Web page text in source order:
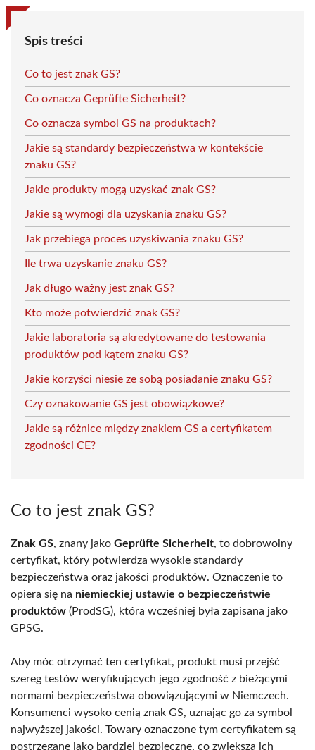
Spis treści
Co to jest znak GS?
Co oznacza Geprüfte Sicherheit?
Co oznacza symbol GS na produktach?
Jakie są standardy bezpieczeństwa w kontekście
znaku GS?
Jakie produkty mogą uzyskać znak GS?
Jakie są wymogi dla uzyskania znaku GS?
Jak przebiega proces uzyskiwania znaku GS?
Ile trwa uzyskanie znaku GS?
Jak długo ważny jest znak GS?
Kto może potwierdzić znak GS?
Jakie laboratoria są akredytowane do testowania
produktów pod kątem znaku GS?
Jakie korzyści niesie ze sobą posiadanie znaku GS?
Czy oznakowanie GS jest obowiązkowe?
Jakie są różnice między znakiem GS a certyfikatem
zgodności CE?
Co to jest znak GS?
Znak GS, znany jako Geprüfte Sicherheit, to dobrowolny
certyfikat, który potwierdza wysokie standardy
bezpieczeństwa oraz jakości produktów. Oznaczenie to
opiera się na niemieckiej ustawie o bezpieczeństwie
produktów (ProdSG), która wcześniej była zapisana jako
GPSG.
Aby móc otrzymać ten certyfikat, produkt musi przejść
szereg testów weryfikujących jego zgodność z bieżącymi
normami bezpieczeństwa obowiązującymi w Niemczech.
Konsumenci wysoko cenią znak GS, uznając go za symbol
najwyższej jakości. Towary oznaczone tym certyfikatem są
postrzegane jako bardziej bezpieczne, co zwiększa ich